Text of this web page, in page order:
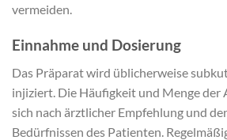
vermeiden.
Einnahme und Dosierung
Das Präparat wird üblicherweise
injiziert. Die Häufigkeit und Menge der
sich nach ärztlicher Empfehlung und
Bedürfnissen des Patienten.